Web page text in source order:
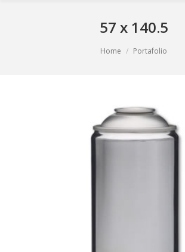
57 x 140.5
Home Portafolio